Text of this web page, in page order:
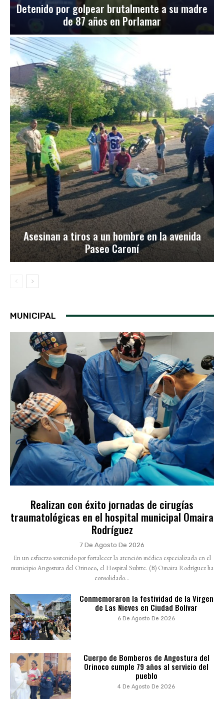
Detenido por golpear brutalmente a su madre
de 87 años en Porlamar
Asesinan a tiros a un hombre en la avenida
Paseo Caroní
MUNICIPAL
Realizan con éxito jornadas de cirugías
traumatológicas en el hospital municipal Omaira
Rodríguez
7 De Agosto De 2026
En un esfuerzo sostenido por fortalecer la atención médica especializada en el
municipio Angostura del Orinoco, el Hospital Subtte. (B) Omaira Rodríguez ha
consolidado...
Conmemoraron la festividad de la Virgen
de Las Nieves en Ciudad Bolívar
6 De Agosto De 2026
Cuerpo de Bomberos de Angostura del
Orinoco cumple 79 años al servicio del
pueblo
4 De Agosto De 2026